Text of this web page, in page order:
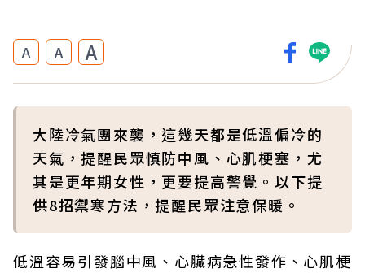
A A A
大陸冷氣團來襲，這幾天都是低溫偏冷的
天氣，提醒民眾慎防中風、心肌梗塞，尤
其是更年期女性，更要提高警覺。以下提
供8招禦寒方法，提醒民眾注意保暖。
低溫容易引發腦中風、心臟病急性發作、心肌梗